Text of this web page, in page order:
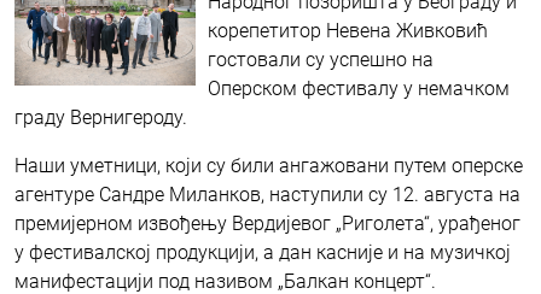
корепетитор Невена Живковић
гостовали су успешно на
Оперском фестивалу у немачком
граду Вернигероду.
Наши уметници, који су били ангажовани путем оперске
агентуре Сандре Миланков, наступили су 12. августа на
премијерном извођењу Вердијевог „Риголета“, урађеног
у фестивалској продукцији, а дан касније и на музичкој
манифестацији под називом „Балкан концерт“.